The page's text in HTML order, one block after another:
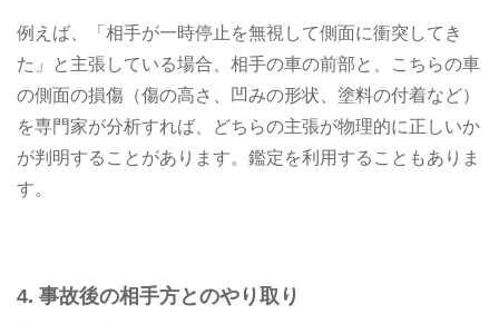
例えば、「相手が一時停止を無視して側面に衝突してき
た」と主張している場合、相手の車の前部と、こちらの車
の側面の損傷（傷の高さ、凹みの形状、塗料の付着など）
を専門家が分析すれば、どちらの主張が物理的に正しいか
が判明することがあります。鑑定を利用することもありま
す。
4. 事故後の相手方とのやり取り